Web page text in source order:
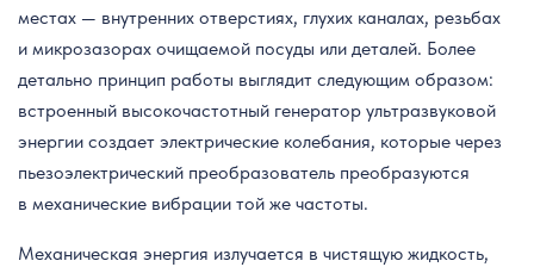
местах — внутренних отверстиях, глухих каналах, резьбах
и микрозазорах очищаемой посуды или деталей. Более
детально принцип работы выглядит следующим образом:
встроенный высокочастотный генератор ультразвуковой
энергии создает электрические колебания, которые через
пьезоэлектрический преобразователь преобразуются
в механические вибрации той же частоты.
Механическая энергия излучается в чистящую жидкость,